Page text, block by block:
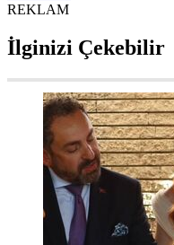
REKLAM
İlginizi Çekebilir